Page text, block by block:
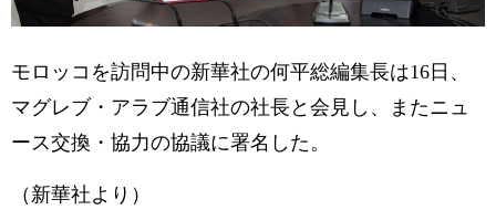
モロッコを訪問中の新華社の何平総編集長は16日、
マグレブ・アラブ通信社の社長と会見し、またニュ
ース交換・協力の協議に署名した。
（新華社より）